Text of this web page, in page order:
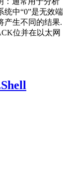
统中“0”是无效端
产生不同的结果.
位并在以太网